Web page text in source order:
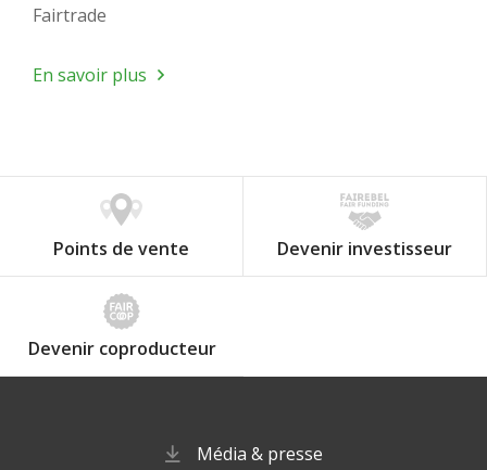
Fairtrade
En savoir plus
Points de vente Devenir investisseur
Devenir coproducteur
Média & presse